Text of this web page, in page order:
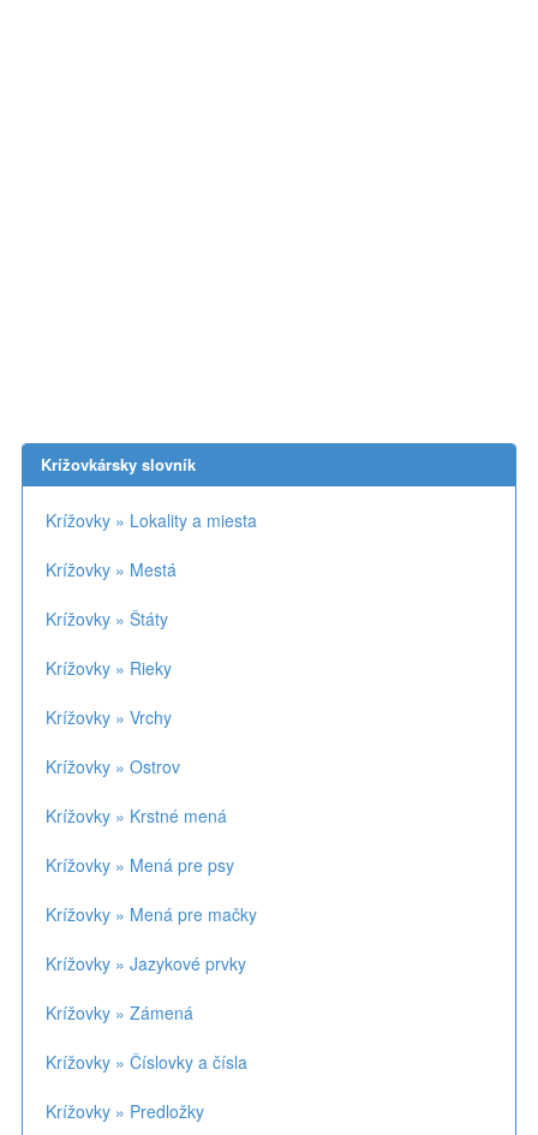
Krížovkársky slovník
Krížovky » Lokality a miesta
Krížovky » Mestá
Krížovky » Štáty
Krížovky » Rieky
Krížovky » Vrchy
Krížovky » Ostrov
Krížovky » Krstné mená
Krížovky » Mená pre psy
Krížovky » Mená pre mačky
Krížovky » Jazykové prvky
Krížovky » Zámená
Krížovky » Číslovky a čísla
Krížovky » Predložky